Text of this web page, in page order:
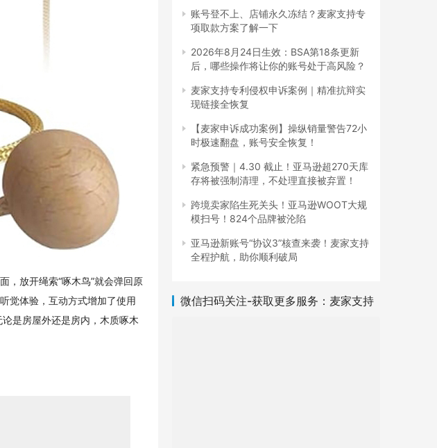
，放开绳索“啄木鸟”就会弹回原
觉体验，互动方式增加了使用
是房屋外还是房内，木质啄木
账号登不上、店铺永久冻结？麦家支持专
项取款方案了解一下
2026年8月24日生效：BSA第18条更新
后，哪些操作将让你的账号处于高风险？
麦家支持专利侵权申诉案例｜精准抗辩实
现链接全恢复
【麦家申诉成功案例】操纵销量警告72小
时极速翻盘，账号安全恢复！
紧急预警｜4.30 截止！亚马逊超270天库
存将被强制清理，不处理直接被弃置！
跨境卖家陷生死关头！亚马逊WOOT大规
模扫号！824个品牌被沦陷
亚马逊新账号“协议3”核查来袭！麦家支持
全程护航，助你顺利破局
微信扫码关注-获取更多服务：麦家支持